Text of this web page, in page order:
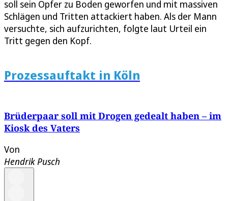
soll sein Opfer zu Boden geworfen und mit massiven
Schlägen und Tritten attackiert haben. Als der Mann
versuchte, sich aufzurichten, folgte laut Urteil ein
Tritt gegen den Kopf.
Prozessauftakt in Köln
Brüderpaar soll mit Drogen gedealt haben – im
Kiosk des Vaters
Von
Hendrik Pusch